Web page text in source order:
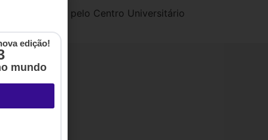
e Coworking pelo Centro Universitário
edição!
mundo